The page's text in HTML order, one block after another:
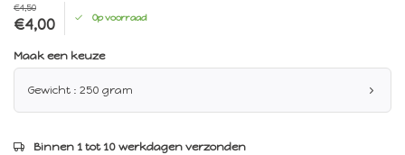
€4,50
€4,00 Op voorraad
Maak een keuze
Gewicht : 250 gram
Binnen 1 tot 10 werkdagen verzonden